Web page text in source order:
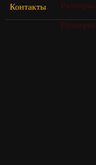
Контакты
Размеры:
Размеры: